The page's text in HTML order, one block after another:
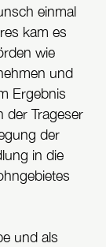
einmal
kam es
wie
und
Ergebnis
der Trageser
der
in die
und als